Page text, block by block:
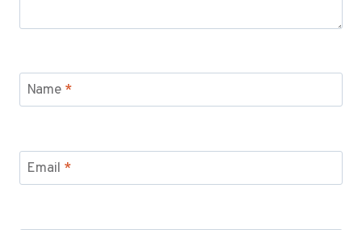
Name *
Email *